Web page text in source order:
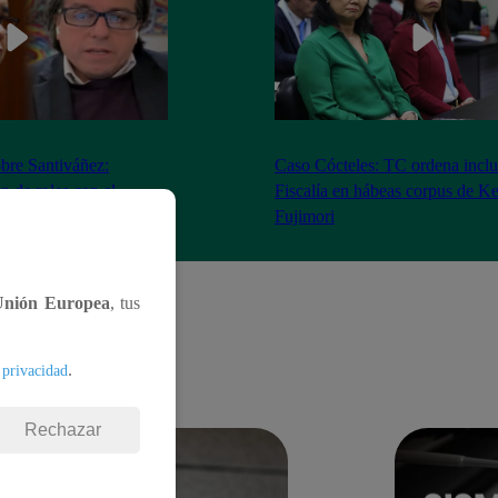
Santiváñez:
de roles con el
Caso Cócteles: TC ordena
Fiscalía en hábeas corpus de
Fujimori
Europea, tus
.
Rechazar